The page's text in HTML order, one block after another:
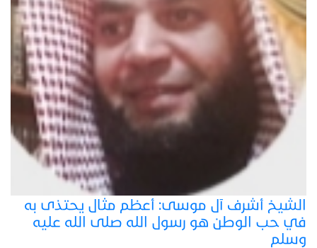
الشيخ أشرف آل موسى: أعظم مثال يحتذى به
في حب الوطن هو رسول الله صلى الله عليه
وسلم